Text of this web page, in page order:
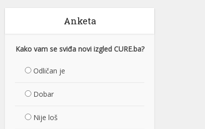
Anketa
Kako vam se sviđa novi izgled CURE.ba?
Odličan je
Dobar
Nije loš